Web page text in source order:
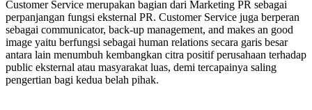
Customer Service merupakan bagian dari Marketing PR sebagai
perpanjangan fungsi eksternal PR. Customer Service juga berperan
sebagai communicator, back-up management, and makes an good
image yaitu berfungsi sebagai human relations secara garis besar
antara lain menumbuh kembangkan citra positif perusahaan terhadap
public eksternal atau masyarakat luas, demi tercapainya saling
pengertian bagi kedua belah pihak.